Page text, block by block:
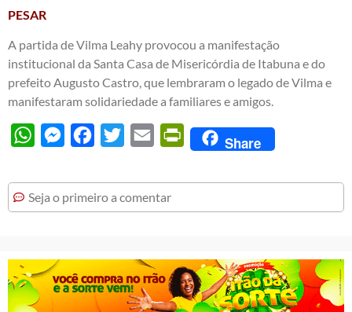
PESAR
A partida de Vilma Leahy provocou a manifestação
institucional da Santa Casa de Misericórdia de Itabuna e do
prefeito Augusto Castro, que lembraram o legado de Vilma e
manifestaram solidariedade a familiares e amigos.
WhatsAppMessengerFacebook
Twitter Email PrintFriendly
Share
Seja o primeiro a comentar